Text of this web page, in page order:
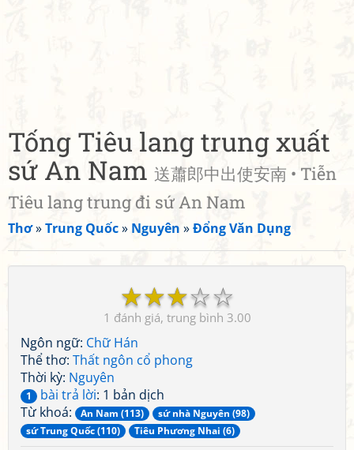
Tống Tiêu lang trung xuất
sứ An Nam 送蕭郎中出使安南 • Tiễn
Tiêu lang trung đi sứ An Nam
Thơ»Trung Quốc» Nguyên »Đổng Văn Dụng
☆
☆
☆
☆
☆
1 3.00
Ngôn ngữ: Chữ Hán
Thể thơ: Thất ngôn cổ phong
Thời kỳ: Nguyên
1 bài trả lời: 1 bản dịch
Từ khoá:
An Nam (113)
sứ nhà Nguyên (98)
sứ Trung Quốc (110)
Tiêu Phương Nhai (6)